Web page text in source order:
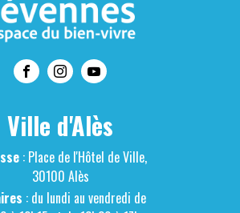
Ville d'Alès
: Place de l'Hôtel de Ville,
30100 Alès
: du lundi au vendredi de